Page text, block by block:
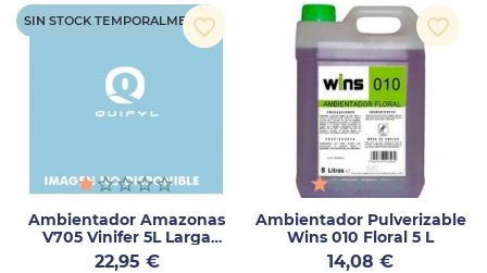
Ambientador Amazonas
V705 Vinifer 5L Larga
Duración
Precio
22,95 €
SIN STOCK TEMPORALMENTE
favorite_border
Ambientador Pulverizable
Wins 010 Floral 5 L
Precio
14,08 €
favorite_border